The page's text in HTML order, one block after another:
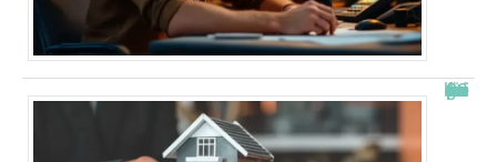
Combien de fois peut-on passer en commission logement ?